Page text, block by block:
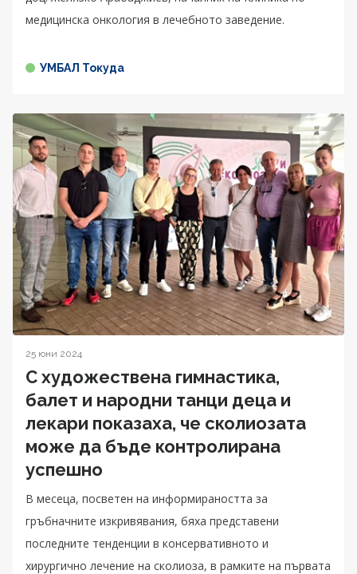
медицинска онкология в лечебното заведение.
УМБАЛ Токуда
25 юни 2024
С художествена гимнастика,
балет и народни танци деца и
лекари показаха, че сколиозата
може да бъде контролирана
успешно
В месеца, посветен на информираността за
гръбначните изкривявания, бяха представени
последните тенденции в консервативното и
хирургично лечение на сколиоза, в рамките на първата